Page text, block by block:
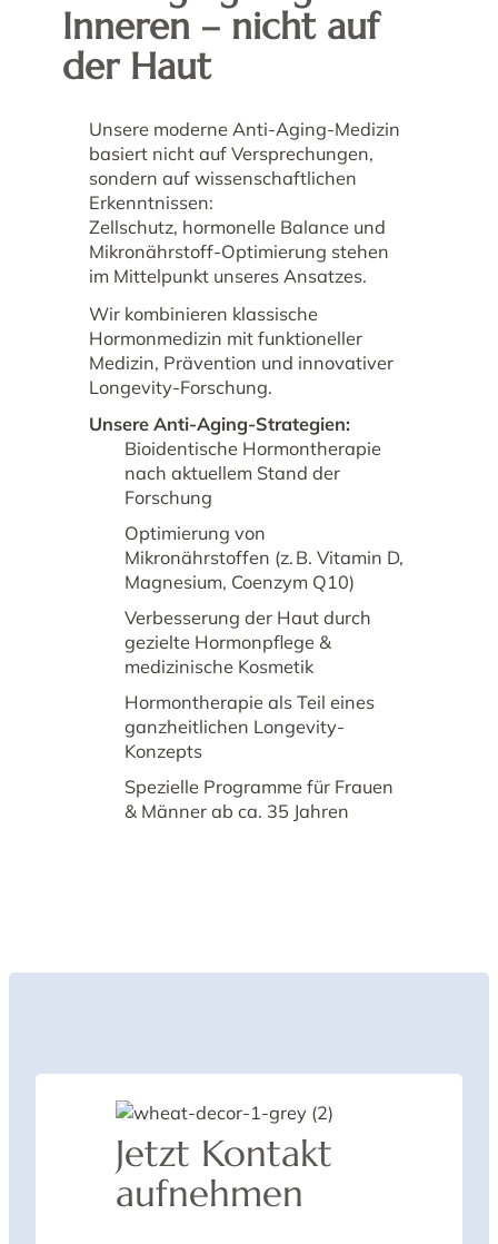
Inneren – nicht auf
der Haut
Unsere moderne Anti-Aging-Medizin
basiert nicht auf Versprechungen,
sondern auf wissenschaftlichen
Erkenntnissen:
Zellschutz, hormonelle Balance und
Mikronährstoff-Optimierung stehen
im Mittelpunkt unseres Ansatzes.
Wir kombinieren klassische
Hormonmedizin mit funktioneller
Medizin, Prävention und innovativer
Longevity-Forschung.
Unsere Anti-Aging-Strategien:
Bioidentische Hormontherapie
nach aktuellem Stand der
Forschung
Optimierung von
Mikronährstoffen (z. B. Vitamin D,
Magnesium, Coenzym Q10)
Verbesserung der Haut durch
gezielte Hormonpflege &
medizinische Kosmetik
Hormontherapie als Teil eines
ganzheitlichen Longevity-
Konzepts
Spezielle Programme für Frauen
& Männer ab ca. 35 Jahren
Jetzt Kontakt
aufnehmen